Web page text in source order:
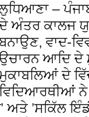
–
ਅੰਤਰ ਕਾਲਜ
ਵਾਦ-
ਆਦਿ ਦੇ
ਦੇ
ਅਤੇ